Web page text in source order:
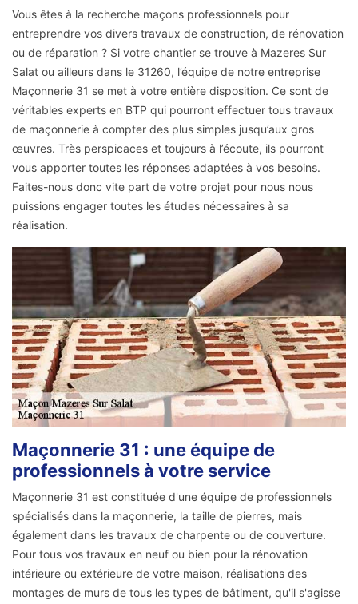
Vous êtes à la recherche maçons professionnels pour
entreprendre vos divers travaux de construction, de rénovation
ou de réparation ? Si votre chantier se trouve à Mazeres Sur
Salat ou ailleurs dans le 31260, l’équipe de notre entreprise
Maçonnerie 31 se met à votre entière disposition. Ce sont de
véritables experts en BTP qui pourront effectuer tous travaux
de maçonnerie à compter des plus simples jusqu’aux gros
œuvres. Très perspicaces et toujours à l’écoute, ils pourront
vous apporter toutes les réponses adaptées à vos besoins.
Faites-nous donc vite part de votre projet pour nous nous
puissions engager toutes les études nécessaires à sa
réalisation.
Maçonnerie 31 : une équipe de
professionnels à votre service
Maçonnerie 31 est constituée d'une équipe de professionnels
spécialisés dans la maçonnerie, la taille de pierres, mais
également dans les travaux de charpente ou de couverture.
Pour tous vos travaux en neuf ou bien pour la rénovation
intérieure ou extérieure de votre maison, réalisations des
montages de murs de tous les types de bâtiment, qu'il s'agisse